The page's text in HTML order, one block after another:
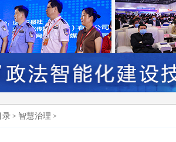
录 > 智慧治理 >